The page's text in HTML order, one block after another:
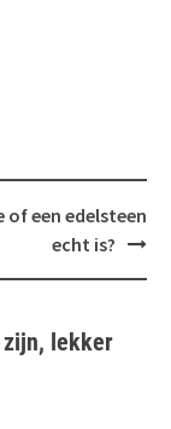
of een edelsteen
echt is?
zijn, lekker